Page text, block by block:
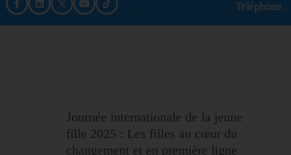
Téléphone :
Journée internationale de la jeune
fille 2025 : Les filles au cœur du
changement et en première ligne